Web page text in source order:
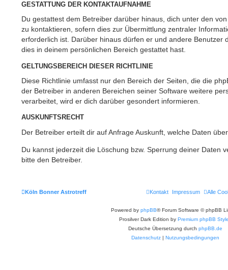
GESTATTUNG DER KONTAKTAUFNAHME
Du gestattest dem Betreiber darüber hinaus, dich unter den
zu kontaktieren, sofern dies zur Übermittlung zentraler
erforderlich ist. Darüber hinaus dürfen er und andere Benutzer
dies in deinem persönlichen Bereich gestattet hast.
GELTUNGSBEREICH DIESER RICHTLINIE
Diese Richtlinie umfasst nur den Bereich der Seiten, die die
der Betreiber in anderen Bereichen seiner Software weitere
verarbeitet, wird er dich darüber gesondert informieren.
AUSKUNFTSRECHT
Der Betreiber erteilt dir auf Anfrage Auskunft, welche Daten
Du kannst jederzeit die Löschung bzw. Sperrung deiner Daten
bitte den Betreiber.
Köln Bonner Astrotreff Alle
Impressum
Kontakt
Powered by phpBB® Forum Software © phpBB
Prosilver Dark Edition by Premium phpBB
Deutsche Übersetzung durch phpBB.de
Datenschutz
Nutzungsbedingungen